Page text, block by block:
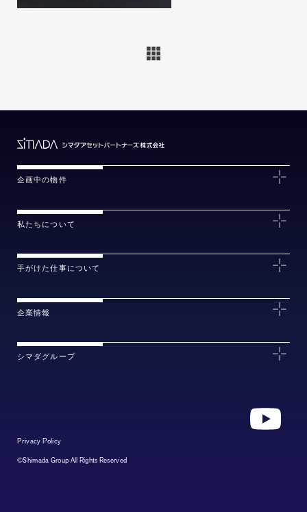
企画中の物件
私たちについて
手がけた仕事について
企業情報
シマダグループ
Privacy Policy
©Shimada Group All Rights Reserved